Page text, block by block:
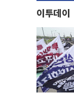
이투데이